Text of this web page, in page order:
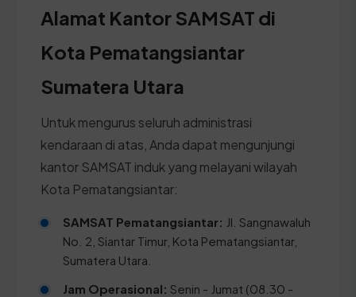
Alamat Kantor SAMSAT di
Kota Pematangsiantar
Sumatera Utara
Untuk mengurus seluruh administrasi
kendaraan di atas, Anda dapat mengunjungi
kantor SAMSAT induk yang melayani wilayah
Kota Pematangsiantar:
SAMSAT Pematangsiantar: Jl. Sangnawaluh
No. 2, Siantar Timur, Kota Pematangsiantar,
Sumatera Utara.
Jam Operasional: Senin - Jumat (08.30 -